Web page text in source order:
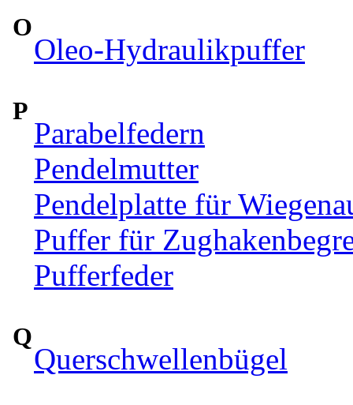
O
Oleo-Hydraulikpuffer
P
Parabelfedern
Pendelmutter
Pendelplatte für
Puffer für
Pufferfeder
Q
Querschwellenbügel